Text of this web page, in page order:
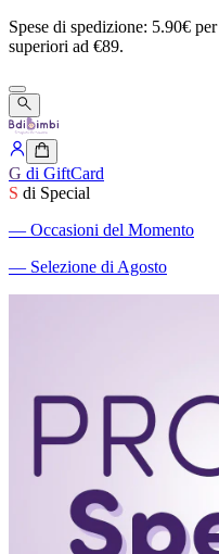
Spese di spedizione: 5.90€ per
superiori ad €89.
G di GiftCard
S di Special
― Occasioni del Momento
― Selezione di Agosto